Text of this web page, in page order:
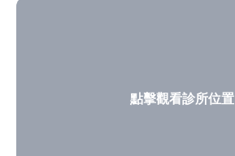
點擊觀看診所位置